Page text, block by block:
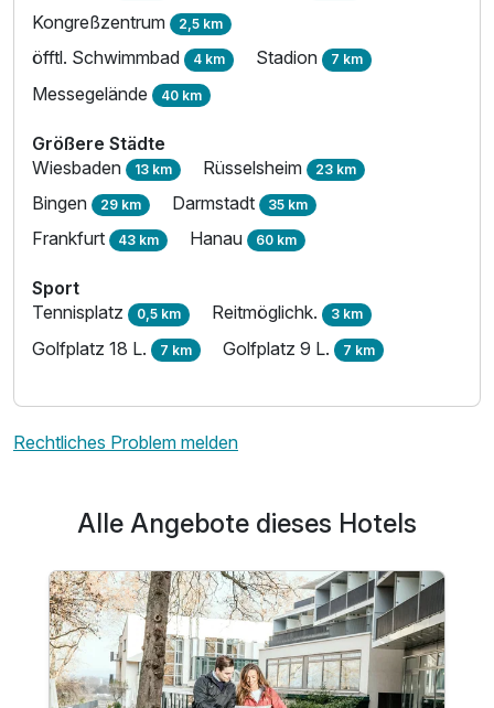
Kongreßzentrum 2,5 km
öfftl. Schwimmbad 4 km Stadion 7 km
Messegelände 40 km
Größere Städte
Wiesbaden 13 km Rüsselsheim 23 km
Bingen 29 km Darmstadt 35 km
Frankfurt 43 km Hanau 60 km
Sport
Tennisplatz 0,5 km Reitmöglichk. 3 km
Golfplatz 18 L. 7 km Golfplatz 9 L. 7 km
Rechtliches Problem melden
Alle Angebote dieses Hotels